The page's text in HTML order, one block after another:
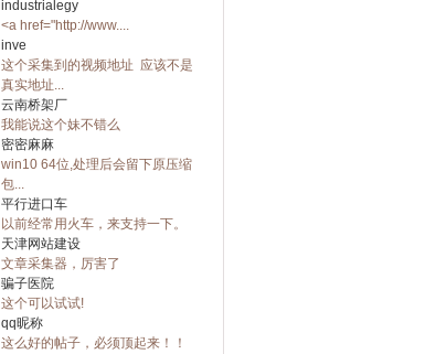
industrialegy
<a href="http://www....
inve
这个采集到的视频地址 应该不是
真实地址...
云南桥架厂
我能说这个妹不错么
密密麻麻
win10 64位,处理后会留下原压缩
包...
平行进口车
以前经常用火车，来支持一下。
天津网站建设
文章采集器，厉害了
骗子医院
这个可以试试!
qq昵称
这么好的帖子，必须顶起来！！